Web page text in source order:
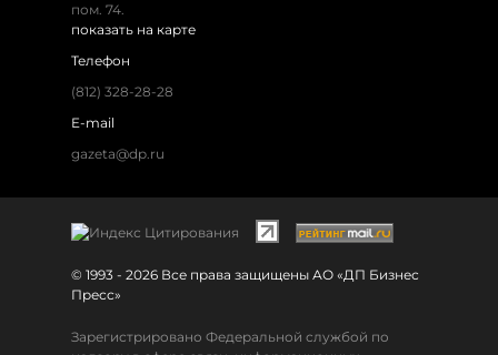
пом. 74.
показать на карте
Телефон
(812) 328-28-28
E-mail
gazeta@dp.ru
© 1993 - 2026 Все права защищены АО «ДП Бизнес
Пресс»
Зарегистрировано Федеральной службой по